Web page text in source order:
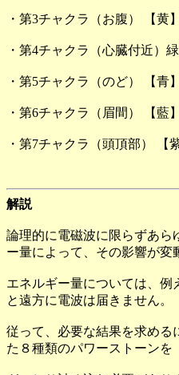
・第3チャクラ（お腹） 【黄
・第4チャクラ（心臓付近）
・第5チャクラ（のど） 【青
・第6チャクラ（眉間） 【藍
・第7チャクラ（頭頂部） 【
解説
論理的に電磁波に限らずあら
ー量によって、その影響が変
エネルギー量については、
と遠方に電波は届きません。
従って、必要な結果を求める
た８種類のパワーストーンを